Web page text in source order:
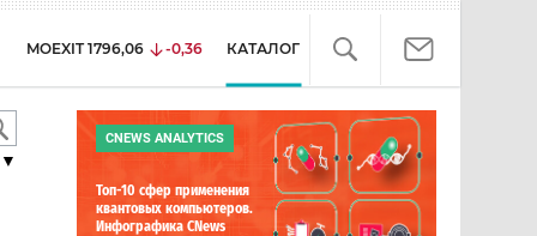
MOEXIT 1796,06 -0,36 КАТАЛОГ
CNEWS ANALYTICS
Топ-10 сфер применения
квантовых компьютеров.
Инфографика CNews